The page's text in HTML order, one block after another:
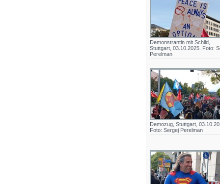
Demonstrantin mit Schild,
Stuttgart, 03.10.2025. Foto:
Perelman
Demozug, Stuttgart,
Foto: Sergej Perelman